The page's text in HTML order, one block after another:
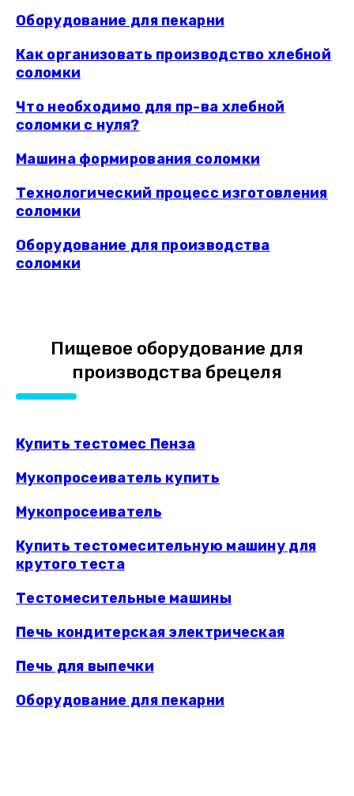
Оборудование для пекарни
Как организовать производство хлебной
соломки
Что необходимо для пр-ва хлебной
соломки с нуля?
Машина формирования соломки
Технологический процесс изготовления
соломки
Оборудование для производства
соломки
Пищевое оборудование для
производства брецеля
Купить тестомес Пенза
Мукопросеиватель купить
Мукопросеиватель
Купить тестомесительную машину для
крутого теста
Тестомесительные машины
Печь кондитерская электрическая
Печь для выпечки
Оборудование для пекарни